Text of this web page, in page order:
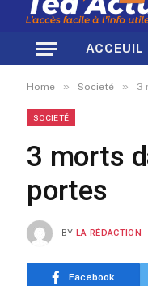
ACCEUIL
Home » Societé » 3
SOCIETÉ
3 morts
portes
BY LA RÉDACTION
Facebook